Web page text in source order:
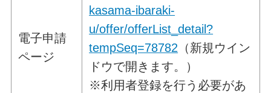
電子申請
ページ
kasama-ibaraki-
u/offer/offerList_detail?
tempSeq=78782 （新規ウイン
ドウで開きます。）
※利用者登録を行う必要があ